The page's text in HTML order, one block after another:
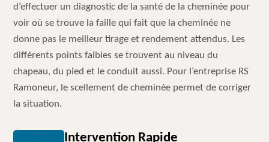
d’effectuer un diagnostic de la santé de la cheminée pour
voir où se trouve la faille qui fait que la cheminée ne
donne pas le meilleur tirage et rendement attendus. Les
différents points faibles se trouvent au niveau du
chapeau, du pied et le conduit aussi. Pour l’entreprise RS
Ramoneur, le scellement de cheminée permet de corriger
la situation.
Intervention Rapide